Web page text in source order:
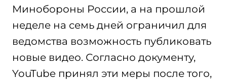
Минобороны России, а на прошлой
неделе на семь дней ограничил для
ведомства возможность публиковать
новые видео. Согласно документу,
YouTube принял эти меры после того,